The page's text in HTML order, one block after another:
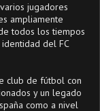
jugadores
ampliamente
todos los tiempos
del FC
club de fútbol con
y un legado
como a nivel